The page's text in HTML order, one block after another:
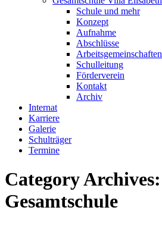
Schule und mehr
Konzept
Aufnahme
Abschlüsse
Arbeitsgemeinschaften
Schulleitung
Förderverein
Kontakt
Archiv
Internat
Karriere
Galerie
Schulträger
Termine
Category Archives:
Gesamtschule